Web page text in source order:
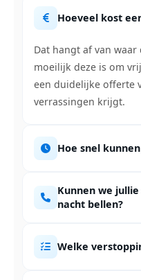
Hoeveel kost
Dat hangt af van
moeilijk deze is om
een duidelijke offerte
verrassingen krijgt.
Hoe snel
Kunnen we
nacht bellen?
Welke